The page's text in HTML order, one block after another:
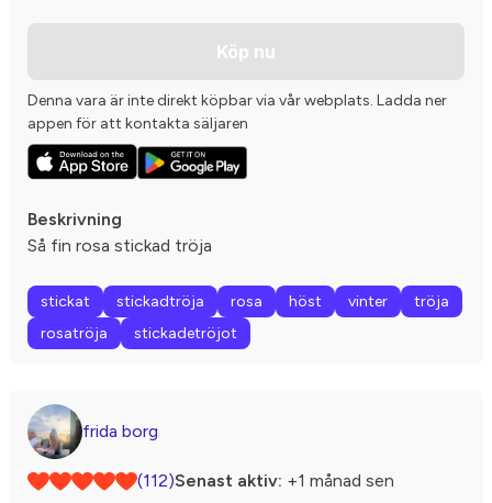
Köp nu
Denna vara är inte direkt köpbar via vår webplats. Ladda ner
appen för att kontakta säljaren
Beskrivning
Så fin rosa stickad tröja
stickat stickadtröja rosa höst vinter
tröja
rosatröja
stickadetröjot
frida borg
(112)Senast aktiv: +1 månad sen